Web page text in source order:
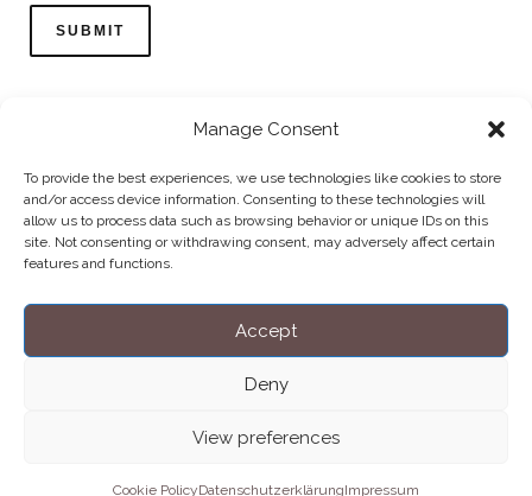
Manage Consent
To provide the best experiences, we use technologies like cookies to store
and/or access device information. Consenting to these technologies will
allow us to process data such as browsing behavior or unique IDs on this
site. Not consenting or withdrawing consent, may adversely affect certain
features and functions.
Accept
Deny
View preferences
Cookie PolicyDatenschutzerklärungImpressum
Home
Datenschutzerklärung
Impressum
Cookie Policy (EU)